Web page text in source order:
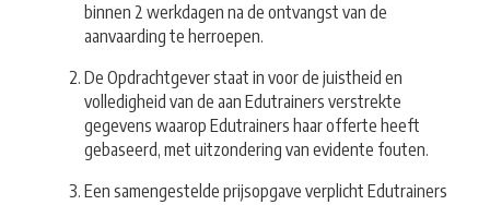
binnen 2 werkdagen na de ontvangst van de
aanvaarding te herroepen.
De Opdrachtgever staat in voor de juistheid en
volledigheid van de aan Edutrainers verstrekte
gegevens waarop Edutrainers haar offerte heeft
gebaseerd, met uitzondering van evidente fouten.
Een samengestelde prijsopgave verplicht Edutrainers